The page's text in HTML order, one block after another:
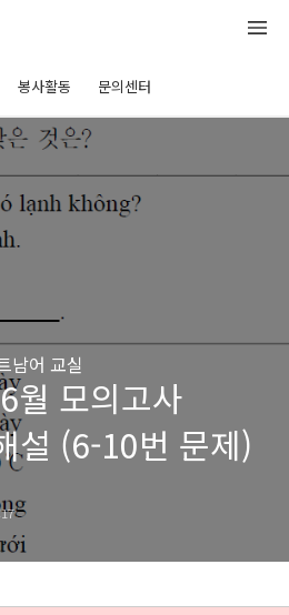
봉사활동 문의센터
남어 교실
월 모의고사
설 (6-10번 문제)